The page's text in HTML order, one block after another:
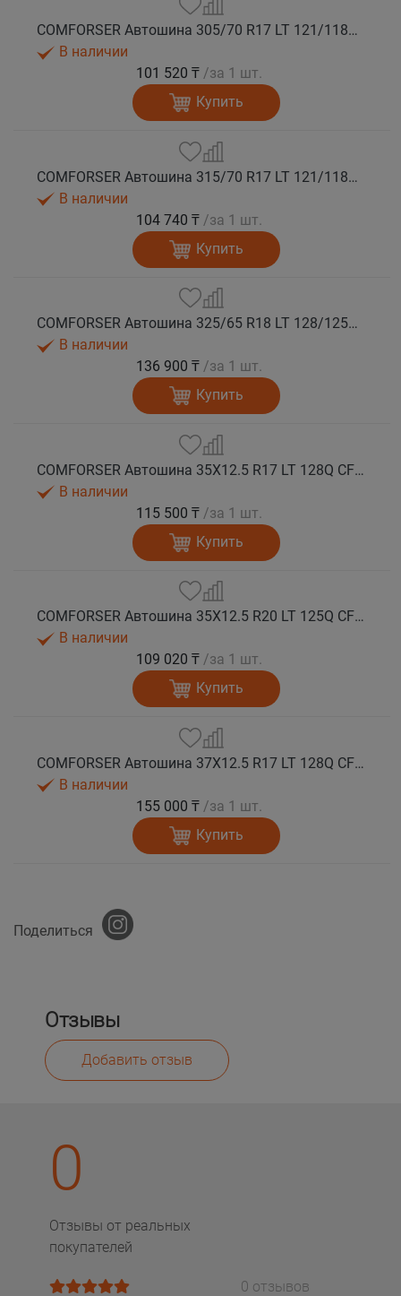
COMFORSER Автошина 305/70 R17 LT 121/118Q CF9000 R/T RWL 10PR лето
В наличии
101 520 ₸ /за 1 шт.
Купить
COMFORSER Автошина 315/70 R17 LT 121/118Q CF9000 R/T RWL 10PR лето
В наличии
104 740 ₸ /за 1 шт.
Купить
COMFORSER Автошина 325/65 R18 LT 128/125Q CF9000 R/T RWL 12PR лето
В наличии
136 900 ₸ /за 1 шт.
Купить
COMFORSER Автошина 35X12.5 R17 LT 128Q CF9000 R/T RWL 12PR лето
В наличии
115 500 ₸ /за 1 шт.
Купить
COMFORSER Автошина 35X12.5 R20 LT 125Q CF9000 R/T RWL 12PR лето
В наличии
109 020 ₸ /за 1 шт.
Купить
COMFORSER Автошина 37X12.5 R17 LT 128Q CF9000 R/T RWL 12PR лето
В наличии
155 000 ₸ /за 1 шт.
Купить
Поделиться
Отзывы
Добавить отзыв
0
Отзывы от реальных
покупателей
0 отзывов